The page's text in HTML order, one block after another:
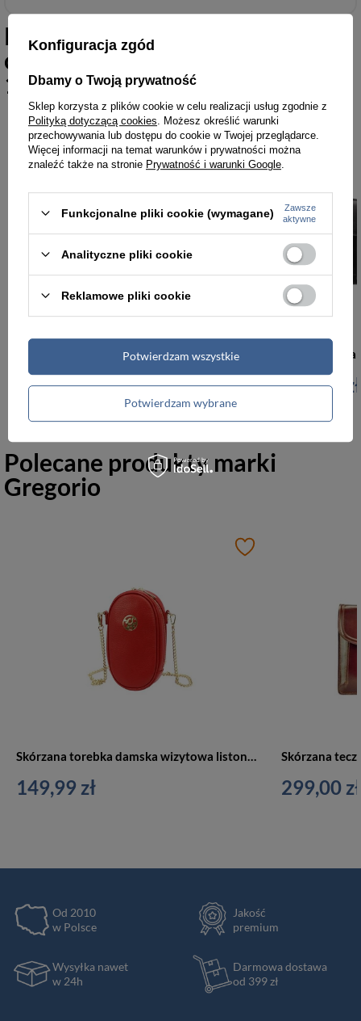
Podobne doSkórzane etui na
okulary granatowe - Gregorio
1726
149,99 zł 389,00 zł
Polecane produkty marki
Gregorio
Skórzana torebka damska wizytowa listonoszka na łańcuszku czerwona - Gregorio 1734 DOLLARO
149,99 zł 299,00 zł
Od 2010
w Polsce
Jakość
premium
Wysyłka nawet
w 24h
Darmowa dostawa
od 399 zł
Konfiguracja zgód
Dbamy o Twoją prywatność
Sklep korzysta z plików cookie w celu realizacji usług zgodnie z
Polityką dotyczącą cookies . Możesz określić warunki
przechowywania lub dostępu do cookie w Twojej przeglądarce.
Więcej informacji na temat warunków i prywatności można
znaleźć także na stronie Prywatność i warunki Google
Funkcjonalne pliki cookie (wymagane)
Zawsze
aktywne
Analityczne pliki cookie
Reklamowe pliki cookie
Potwierdzam wybrane
Potwierdzam wszystkie